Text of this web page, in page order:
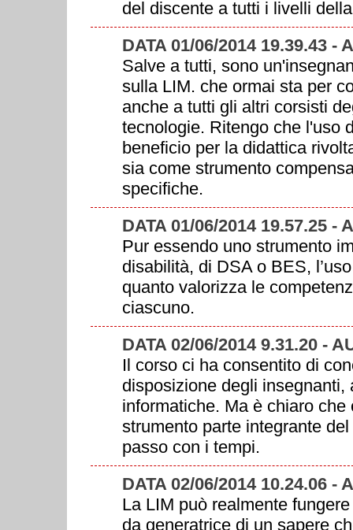
del discente a tutti i livelli
DATA 01/06/2014 19.39.43 -
Salve a tutti, sono
sulla LIM. che ormai sta per
anche a tutti gli altri corsisti
tecnologie. Ritengo che l'uso
beneficio per la didattica
sia come strumento
specifiche.
DATA 01/06/2014 19.57.25 -
Pur essendo uno strumento
disabilità, di DSA o BES,
quanto valorizza le
ciascuno.
DATA 02/06/2014 9.31.20 -
Il corso ci ha consentito di
disposizione degli
informatiche. Ma è chiaro
strumento parte integrante
passo con i tempi.
DATA 02/06/2014 10.24.06 -
La LIM può realmente
da generatrice di un sapere